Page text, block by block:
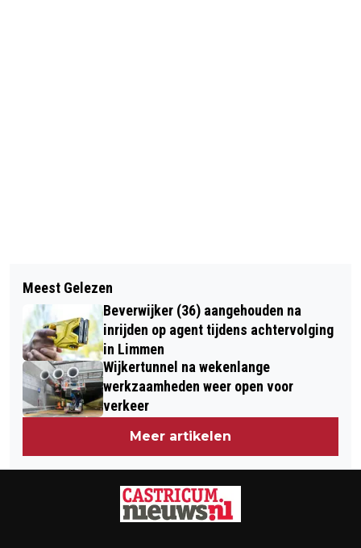
FILMPJES OP INSTAGRAM EN TIKTOK
LEIDT NAAR WEGPIRATEN OP A9 EN
IN ALKMAAR
IJMOND NIEUWS MAAKT 4-DELIGE
SERIE OVER DE IJMOND
Meest Gelezen
Beverwijker (36) aangehouden na
inrijden op agent tijdens achtervolging
in Limmen
Wijkertunnel na wekenlange
werkzaamheden weer open voor
verkeer
Meer artikelen